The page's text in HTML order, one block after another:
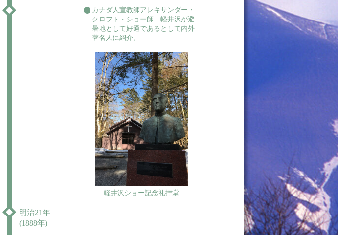
カナダ人宣教師アレキサンダー・
クロフト・ショー師 軽井沢が避
暑地として好適であるとして内外
著名人に紹介。
軽井沢ショー記念礼拝堂
明治21年
(1888年)